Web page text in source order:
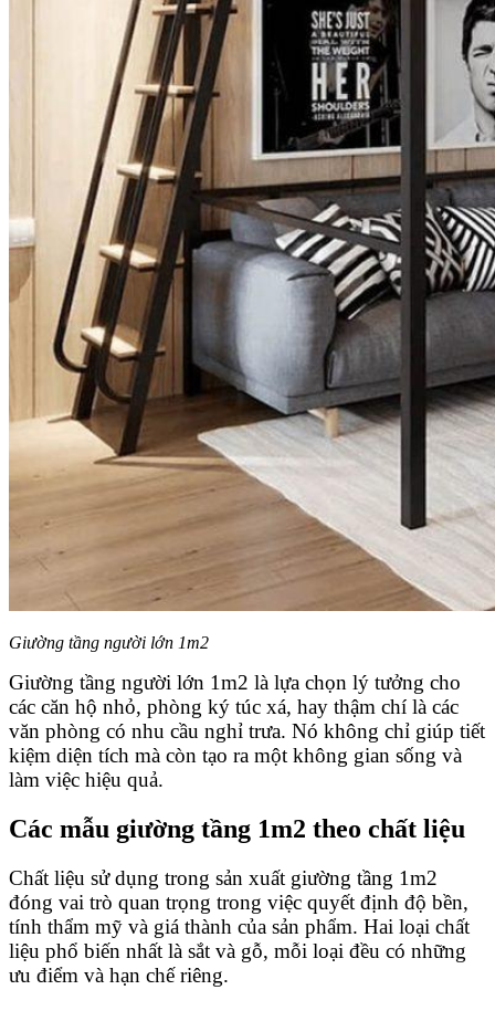
Giường tầng người lớn 1m2
Giường tầng người lớn 1m2 là lựa chọn lý tưởng cho
các căn hộ nhỏ, phòng ký túc xá, hay thậm chí là các
văn phòng có nhu cầu nghỉ trưa. Nó không chỉ giúp tiết
kiệm diện tích mà còn tạo ra một không gian sống và
làm việc hiệu quả.
Các mẫu giường tầng 1m2 theo chất liệu
Chất liệu sử dụng trong sản xuất giường tầng 1m2
đóng vai trò quan trọng trong việc quyết định độ bền,
tính thẩm mỹ và giá thành của sản phẩm. Hai loại chất
liệu phổ biến nhất là sắt và gỗ, mỗi loại đều có những
ưu điểm và hạn chế riêng.